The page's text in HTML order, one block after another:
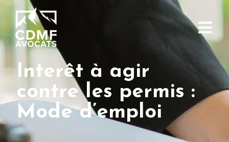
Interêt à agir
contre les permis :
Mode d’emploi